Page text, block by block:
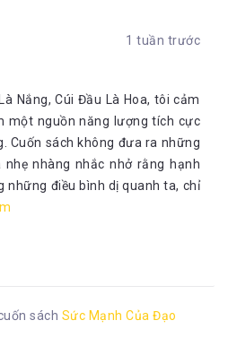
1 tuần trước
Nắng, Cúi Đầu Là Hoa, tôi cảm
một nguồn năng lượng tích cực
Cuốn sách không đưa ra những
nhàng nhắc nhở rằng hạnh
những điều bình dị quanh ta, chỉ
sách Sức Mạnh Của Đạo